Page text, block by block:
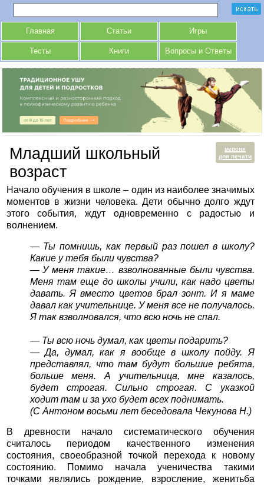
Главная Статьи Игры
Тесты Книги Вопросы и Ответы
версия
для печати
Младший школьный
возраст
Начало обучения в школе – один из наиболее значимых
моментов в жизни человека. Дети обычно долго ждут
этого события, ждут одновременно с радостью и
волнением.
— Ты помнишь, как первый раз пошел в школу?
Какие у тебя были чувства?
— У меня такие… взволнованные были чувства.
Меня там еще до школы учили, как надо цветы
давать. Я вместо цветов брал зонт. И я маме
давал как учительнице. У меня все не получалось.
Я так взволновался, что всю ночь не спал.
— Ты всю ночь думал, как цветы подарить?
— Да, думал, как я вообще в школу пойду. Я
представлял, что там будут большие ребята,
больше меня. А учительница, мне казалось,
будет строгая. Сильно строгая. С указкой
ходит там и за ухо будет всех поднимать.
(С Антоном восьми лет беседовала Чекунова Н.)
В древности начало систематического обучения
считалось периодом качественного изменения
состояния, своеобразной точкой перехода к новому
состоянию. Помимо начала ученичества такими
точками являлись рождение, взросление, женитьба